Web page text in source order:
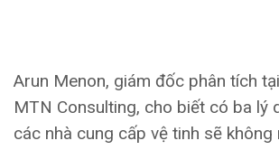
Arun Menon, giám đốc phân tích
MTN Consulting, cho biết có ba lý
các nhà cung cấp vệ tinh sẽ không